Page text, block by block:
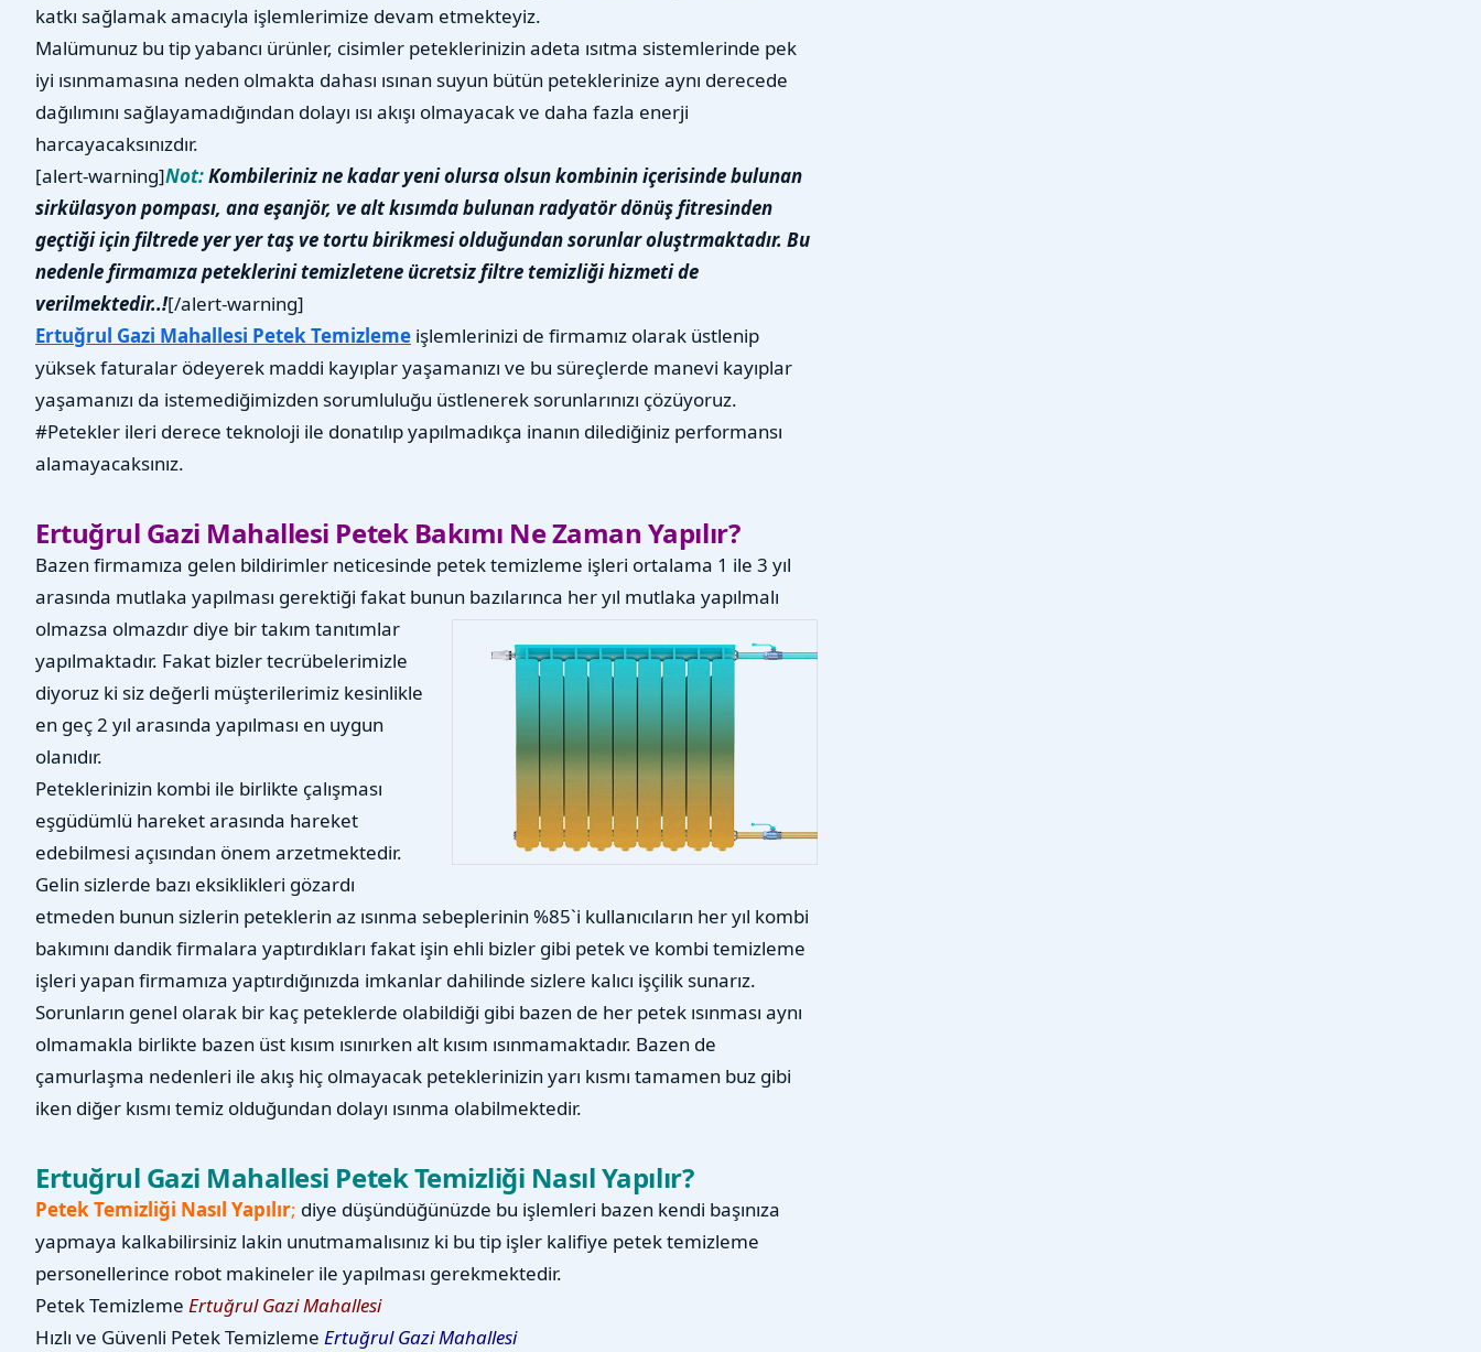
katkı sağlamak amacıyla işlemlerimize devam etmekteyiz.
Malümunuz bu tip yabancı ürünler, cisimler peteklerinizin adeta ısıtma sistemlerinde pek
iyi ısınmamasına neden olmakta dahası ısınan suyun bütün peteklerinize aynı derecede
dağılımını sağlayamadığından dolayı ısı akışı olmayacak ve daha fazla enerji
harcayacaksınızdır.
[alert-warning]Not:Kombileriniz ne kadar yeni olursa olsun kombinin içerisinde bulunan
sirkülasyon pompası, ana eşanjör, ve alt kısımda bulunan radyatör dönüş fitresinden
geçtiği için filtrede yer yer taş ve tortu birikmesi olduğundan sorunlar oluştrmaktadır. Bu
nedenle firmamıza peteklerini temizletene ücretsiz filtre temizliği hizmeti de
verilmektedir..![/alert-warning]
Ertuğrul Gazi Mahallesi Petek Temizleme işlemlerinizi de firmamız olarak üstlenip
yüksek faturalar ödeyerek maddi kayıplar yaşamanızı ve bu süreçlerde manevi kayıplar
yaşamanızı da istemediğimizden sorumluluğu üstlenerek sorunlarınızı çözüyoruz.
#Petekler ileri derece teknoloji ile donatılıp yapılmadıkça inanın dilediğiniz performansı
alamayacaksınız.
Ertuğrul Gazi Mahallesi Petek Bakımı Ne Zaman Yapılır?
Bazen firmamıza gelen bildirimler neticesinde petek temizleme işleri ortalama 1 ile 3 yıl
arasında mutlaka yapılması gerektiği fakat bunun bazılarınca her yıl mutlaka yapılmalı
olmazsa olmazdır diye bir takım tanıtımlar
yapılmaktadır. Fakat bizler tecrübelerimizle
diyoruz ki siz değerli müşterilerimiz kesinlikle
en geç 2 yıl arasında yapılması en uygun
olanıdır.
Peteklerinizin kombi ile birlikte çalışması
eşgüdümlü hareket arasında hareket
edebilmesi açısından önem arzetmektedir.
Gelin sizlerde bazı eksiklikleri gözardı
etmeden bunun sizlerin peteklerin az ısınma sebeplerinin %85`i kullanıcıların her yıl kombi
bakımını dandik firmalara yaptırdıkları fakat işin ehli bizler gibi petek ve kombi temizleme
işleri yapan firmamıza yaptırdığınızda imkanlar dahilinde sizlere kalıcı işçilik sunarız.
Sorunların genel olarak bir kaç peteklerde olabildiği gibi bazen de her petek ısınması aynı
olmamakla birlikte bazen üst kısım ısınırken alt kısım ısınmamaktadır. Bazen de
çamurlaşma nedenleri ile akış hiç olmayacak peteklerinizin yarı kısmı tamamen buz gibi
iken diğer kısmı temiz olduğundan dolayı ısınma olabilmektedir.
Ertuğrul Gazi Mahallesi Petek Temizliği Nasıl Yapılır?
Petek Temizliği Nasıl Yapılır; diye düşündüğünüzde bu işlemleri bazen kendi başınıza
yapmaya kalkabilirsiniz lakin unutmamalısınız ki bu tip işler kalifiye petek temizleme
personellerince robot makineler ile yapılması gerekmektedir.
Petek Temizleme Ertuğrul Gazi Mahallesi
Hızlı ve Güvenli Petek Temizleme Ertuğrul Gazi Mahallesi